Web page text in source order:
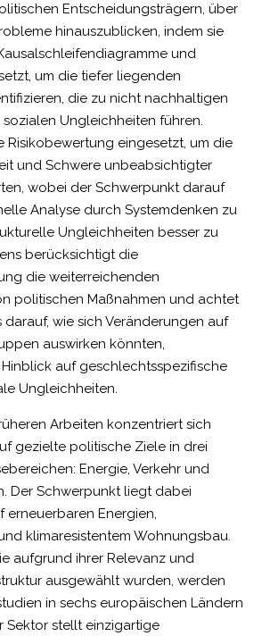
Entscheidungsträgern, über
hinauszublicken, indem sie
und
um die tiefer liegenden
die zu nicht nachhaltigen
Ungleichheiten führen.
Risikobewertung eingesetzt, um die
und Schwere unbeabsichtigter
wobei der Schwerpunkt darauf
Analyse durch Systemdenken zu
Ungleichheiten besser zu
berücksichtigt die
die weiterreichenden
politischen Maßnahmen und achtet
wie sich Veränderungen auf
auswirken könnten,
auf geschlechtsspezifische
Ungleichheiten.
Arbeiten konzentriert sich
gezielte politische Ziele in drei
Energie, Verkehr und
Der Schwerpunkt liegt dabei
erneuerbaren Energien,
klimaresistentem Wohnungsbau.
aufgrund ihrer Relevanz und
ausgewählt wurden, werden
in sechs europäischen Ländern
Sektor stellt einzigartige